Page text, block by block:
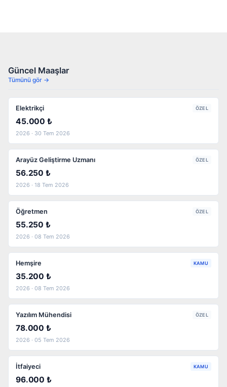
Güncel Maaşlar
Tümünü gör →
Elektrikçi ÖZEL
45.000 ₺
2026 · 30 Tem 2026
Arayüz Geliştirme Uzmanı ÖZEL
56.250 ₺
2026 · 18 Tem 2026
Öğretmen ÖZEL
55.250 ₺
2026 · 08 Tem 2026
Hemşire KAMU
35.200 ₺
2026 · 08 Tem 2026
Yazılım Mühendisi ÖZEL
78.000 ₺
2026 · 05 Tem 2026
İtfaiyeci KAMU
96.000 ₺